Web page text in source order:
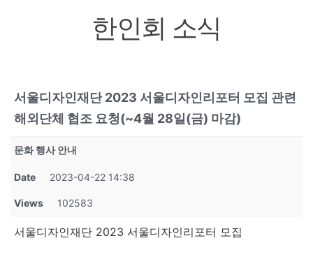
한인회 소식
서울디자인재단 2023 서울디자인리포터 모집 관련
해외단체 협조 요청(~4월 28일(금) 마감)
문화 행사 안내
Date 2023-04-22 14:38
Views 102583
서울디자인재단 2023 서울디자인리포터 모집